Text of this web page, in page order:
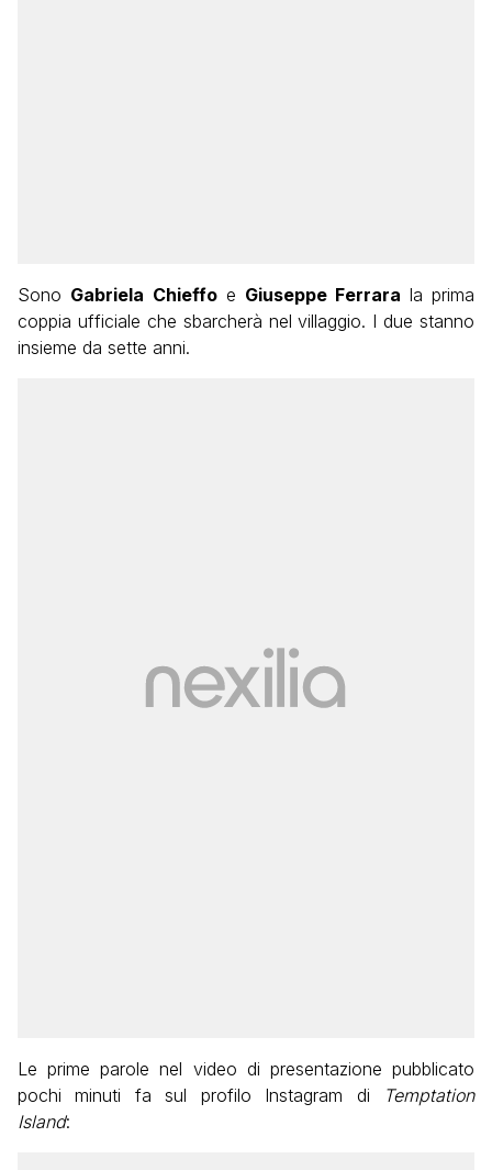
Sono Gabriela Chieffoe Giuseppe Ferrara la prima
coppia ufficiale che sbarcherà nel villaggio. I due stanno
insieme da sette anni.
Le prime parole nel video di presentazione pubblicato
pochi minuti fa sul profilo Instagram di
Temptation
Island: